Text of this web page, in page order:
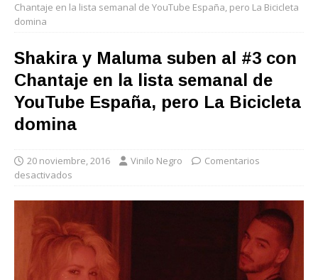
Chantaje en la lista semanal de YouTube España, pero La Bicicleta
domina
Shakira y Maluma suben al #3 con
Chantaje en la lista semanal de
YouTube España, pero La Bicicleta
domina
20 noviembre, 2016 Vinilo Negro
Comentarios
desactivados